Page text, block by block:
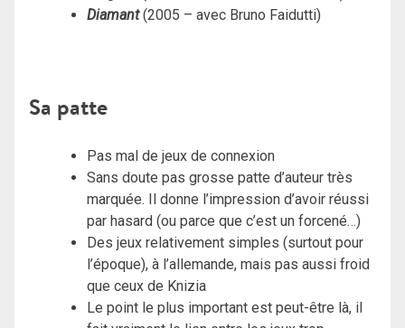
Diamant(2005 – avec Bruno Faidutti)
Sa patte
Pas mal de jeux de connexion
Sans doute pas grosse patte d’auteur très
marquée. Il donne l’impression d’avoir réussi
par hasard (ou parce que c’est un forcené…)
Des jeux relativement simples (surtout pour
l’époque), à l’allemande, mais pas aussi froid
que ceux de Knizia
Le point le plus important est peut-être là, il